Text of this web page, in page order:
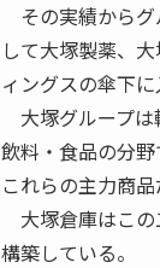
その実績からグ
して大塚製薬、
ィングスの傘下に
大塚グループは
飲料・食品の分野
これらの主力商
大塚倉庫はこの
構築している。